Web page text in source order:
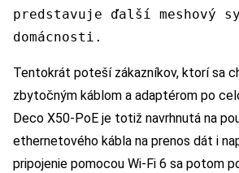
predstavuje ďalší meshový
domácnosti.
Tentokrát poteší zákazníkov, ktorí sa
zbytočným káblom a adaptérom po
Deco X50-PoE je totiž navrhnutá na
ethernetového kábla na prenos dát i
pripojenie pomocou Wi-Fi 6 sa potom